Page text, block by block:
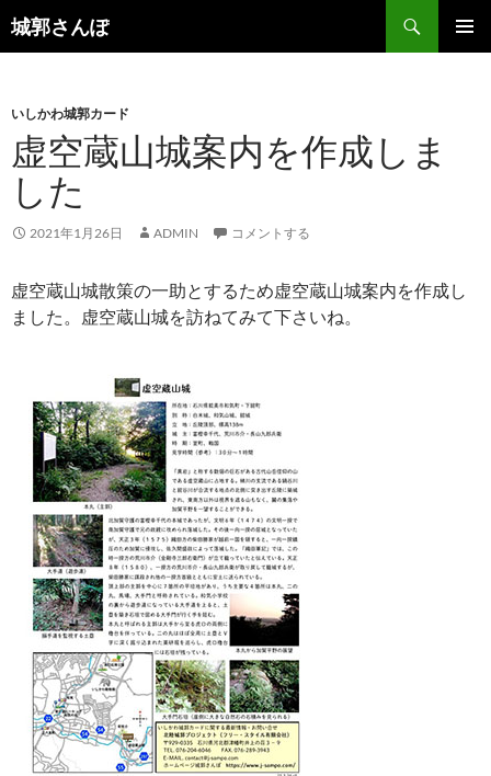
コ
ン
ツ
ス
城郭さんぽ
検
索
いしかわ城郭カード
虚空蔵山城案内を作成しま
した
2021年1月26日 ADMIN コメントする
虚空蔵山城散策の一助とするため虚空蔵山城案内を作成し
ました。虚空蔵山城を訪ねてみて下さいね。